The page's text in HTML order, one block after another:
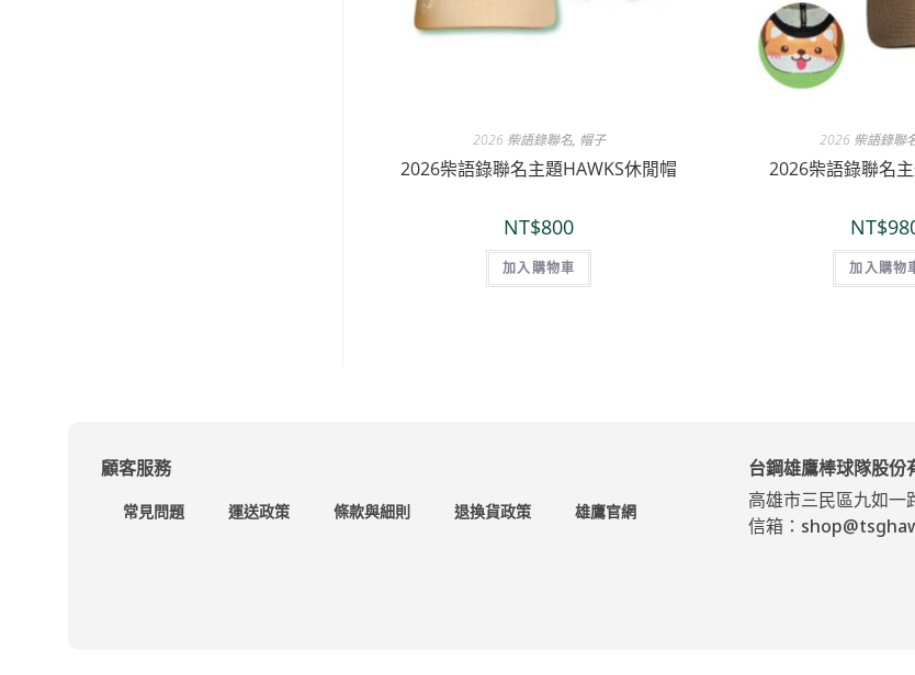
2026 柴語錄聯名, 帽子
2026柴語錄聯名主題HAWKS休閒帽
NT$800
加入購物車
2026 柴語錄聯
2026柴語錄聯名
NT$
加入購物
顧客服務
常見問題 運送政策 條款與細則 退換貨政策 雄鷹官網
台鋼雄鷹棒球隊股份
高雄市三民區九如一
信箱：